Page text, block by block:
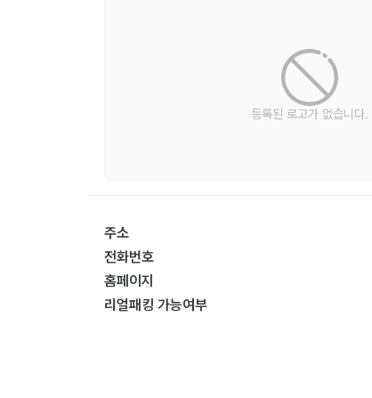
등록된 로고가 없습니다.
주소
전화번호
홈페이지
리얼패킹 가능여부